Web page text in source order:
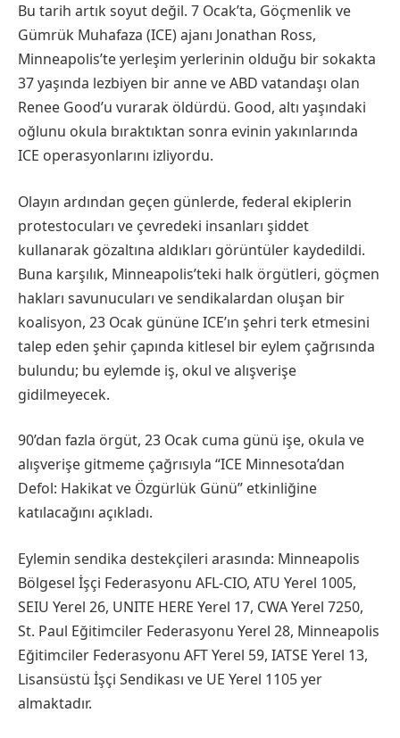
Bu tarih artık soyut değil. 7 Ocak’ta, Göçmenlik ve
Gümrük Muhafaza (ICE) ajanı Jonathan Ross,
Minneapolis’te yerleşim yerlerinin olduğu bir sokakta
37 yaşında lezbiyen bir anne ve ABD vatandaşı olan
Renee Good’u vurarak öldürdü. Good, altı yaşındaki
oğlunu okula bıraktıktan sonra evinin yakınlarında
ICE operasyonlarını izliyordu.
Olayın ardından geçen günlerde, federal ekiplerin
protestocuları ve çevredeki insanları şiddet
kullanarak gözaltına aldıkları görüntüler kaydedildi.
Buna karşılık, Minneapolis’teki halk örgütleri, göçmen
hakları savunucuları ve sendikalardan oluşan bir
koalisyon, 23 Ocak gününe ICE’ın şehri terk etmesini
talep eden şehir çapında kitlesel bir eylem çağrısında
bulundu; bu eylemde iş, okul ve alışverişe
gidilmeyecek.
90’dan fazla örgüt, 23 Ocak cuma günü işe, okula ve
alışverişe gitmeme çağrısıyla “ICE Minnesota’dan
Defol: Hakikat ve Özgürlük Günü” etkinliğine
katılacağını açıkladı.
Eylemin sendika destekçileri arasında: Minneapolis
Bölgesel İşçi Federasyonu AFL-CIO, ATU Yerel 1005,
SEIU Yerel 26, UNITE HERE Yerel 17, CWA Yerel 7250,
St. Paul Eğitimciler Federasyonu Yerel 28, Minneapolis
Eğitimciler Federasyonu AFT Yerel 59, IATSE Yerel 13,
Lisansüstü İşçi Sendikası ve UE Yerel 1105 yer
almaktadır.